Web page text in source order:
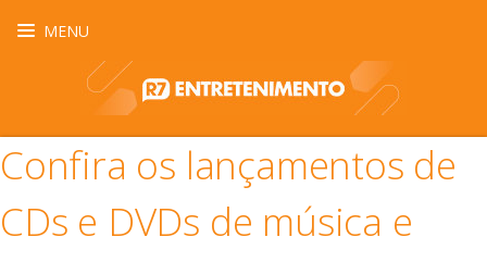
MENU
Confira os lançamentos de
CDs e DVDs de música e